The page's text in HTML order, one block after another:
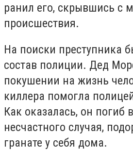
ранил его, скрывшись с
происшествия.
На поиски преступника
состав полиции. Дед
покушении на жизнь
киллера помогла
Как оказалась, он погиб
несчастного случая,
гранате у себя дома.